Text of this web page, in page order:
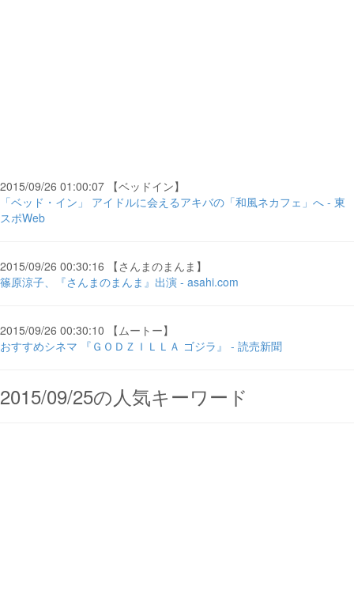
2015/09/26 01:00:07 【ベッドイン】
「ベッド・イン」 アイドルに会えるアキバの「和風ネカフェ」へ - 東
スポWeb
2015/09/26 00:30:16 【さんまのまんま】
篠原涼子、『さんまのまんま』出演 - asahi.com
2015/09/26 00:30:10 【ムートー】
おすすめシネマ 『ＧＯＤＺＩＬＬＡ ゴジラ』 - 読売新聞
2015/09/25の人気キーワード